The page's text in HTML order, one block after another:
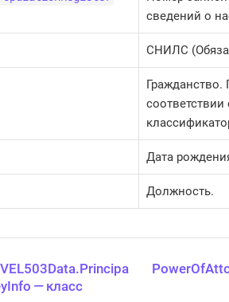
сведений о
СНИЛС
Гражданство.
Дата
Должность.
— класс